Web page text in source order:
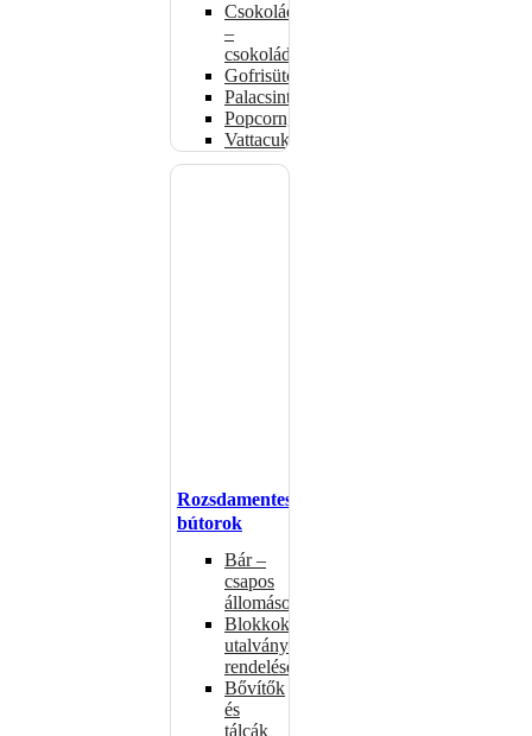
Csokoládémelegítők
–
csokoládéadagolók
Gofrisütők
Palacsintasütők
Popcorngépek
Vattacukorgép
Rozsdamentes
bútorok
Bár –
csapos
állomások
Blokkok
utalványokhoz,
rendelésekhez
Bővítők
és
tálcák